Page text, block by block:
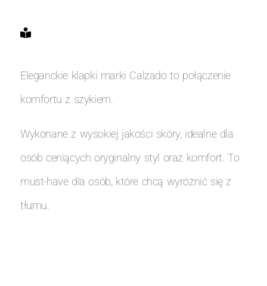
Eleganckie klapki marki Calzado to połączenie
komfortu z szykiem.
Wykonane z wysokiej jakości skóry, idealne dla
osób ceniących oryginalny styl oraz komfort. To
must-have dla osób, które chcą wyróżnić się z
tłumu.